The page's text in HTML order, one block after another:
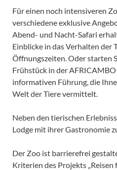
Für einen noch intensiveren
verschiedene exklusive
Abend- und Nacht-Safari
Einblicke in das Verhalten der
Öffnungszeiten. Oder starten
Frühstück in der
informativen Führung, die
Welt der Tiere vermittelt.
Neben den tierischen
Lodge mit ihrer Gastronomie
Der Zoo ist barrierefrei
Kriterien des Projekts „Reisen